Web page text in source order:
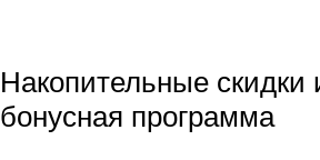
Накопительные скидки
бонусная программа